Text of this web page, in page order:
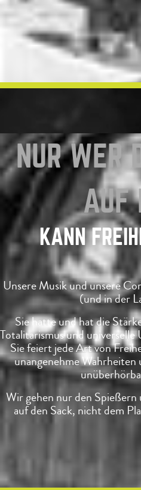
NUR WER
AUF
KANN
Unsere Musik und unsere
(und in der
Sie hatte und hat die
Totalitarismus und
Sie feiert jede Art von
unangenehme Wahrheiten
Wir gehen nur den
auf den Sack, nicht dem